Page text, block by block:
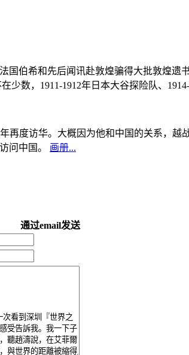
国伯希和先后闻讯赴敦煌骗得大批敦煌遗
数，1911-1912年日本大谷探险队、
再度访华。大概因为他和中国的关系，
问中国。 画册...
通过email发送